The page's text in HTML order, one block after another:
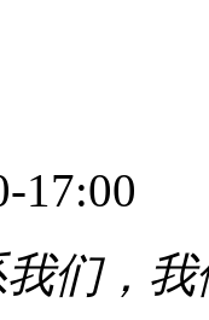
17:00
们，